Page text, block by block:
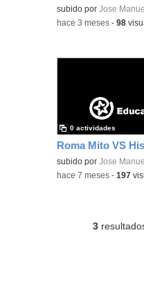
subido porJose
-hace 3 meses -98
Roma Mito VS
subido porJose
0 actividades
-hace 7 meses -197
3